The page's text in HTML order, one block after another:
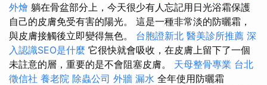
外燴 躺在骨盆部分上，今天很少有人忘記用日光浴霜保護
自己的皮膚免受有害的陽光。 這是一種非常淡的防曬霜，
與皮膚接觸後立即變得無色。 台胞證新北 醫美診所推薦 深
入認識SEO是什麼 它很快就會吸收，在皮膚上留下了一個
未註意的層，重要的是不會阻塞皮膚。 天母整骨專業 台北
徵信社 養老院 除蟲公司 外牆 漏水 全年使用防曬霜